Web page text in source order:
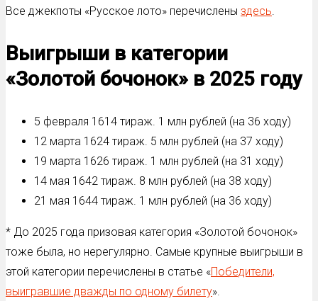
Все джекпоты «Русское лото» перечислены здесь.
Выигрыши в категории
«Золотой бочонок» в 2025 году
5 февраля 1614 тираж. 1 млн рублей (на 36 ходу)
12 марта 1624 тираж. 5 млн рублей (на 37 ходу)
19 марта 1626 тираж. 1 млн рублей (на 31 ходу)
14 мая 1642 тираж. 8 млн рублей (на 38 ходу)
21 мая 1644 тираж. 1 млн рублей (на 36 ходу)
* До 2025 года призовая категория «Золотой бочонок»
тоже была, но нерегулярно. Самые крупные выигрыши в
этой категории перечислены в статье «Победители,
выигравшие дважды по одному билету».